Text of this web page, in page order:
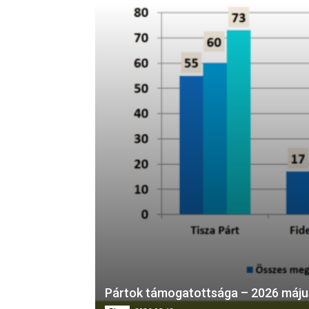
Pártok támogatottsága – 2026